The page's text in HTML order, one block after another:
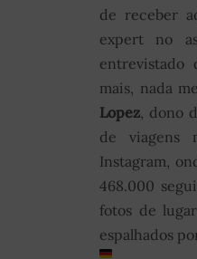
de receber
expert no
entrevistado
mais, nada
Lopez , dono
de viagens
Instagram,
468.000
fotos de
espalhados